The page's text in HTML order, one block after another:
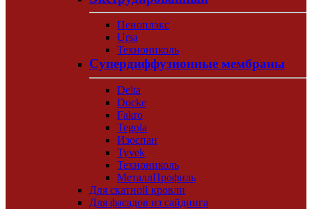
Пеноплэкс
Ursa
Технониколь
Супердиффузионные мембраны
Delta
Docke
Fakro
Tegola
Изоспан
Tyvek
Технониколь
МеталлПрофиль
Для скатной кровли
Для фасадов из сайдинга